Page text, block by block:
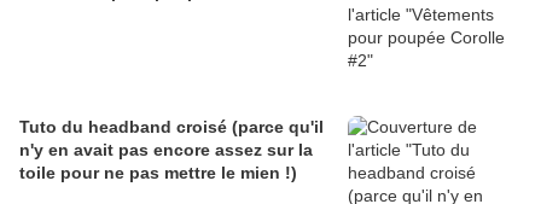
Tuto du headband croisé (parce qu'il
n'y en avait pas encore assez sur la
toile pour ne pas mettre le mien !)